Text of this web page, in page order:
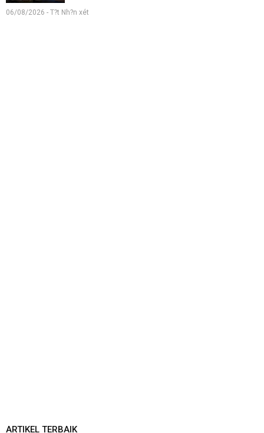
06/08/2026 - T?t Nh?n xét
ARTIKEL TERBAIK